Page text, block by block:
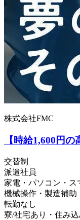
株式会社FMC
【時給1,600円
交替制
派遣社員
家電・パソコン・ス
機械操作・製造補助
転勤なし
寮/社宅あり・住み込